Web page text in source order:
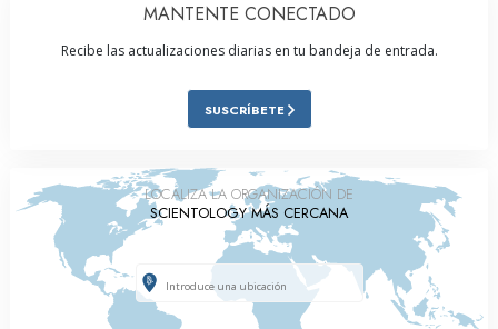
MANTENTE CONECTADO
Recibe las actualizaciones diarias en tu bandeja de entrada.
SUSCRÍBETE
LOCALIZA LA ORGANIZACIÓN DE
SCIENTOLOGY MÁS CERCANA